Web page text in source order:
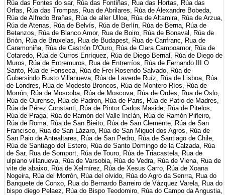
Rúa das Fontes do sar, Rúa das Fontiñas, Rua das Hortas, Rúa das
Orfas, Rúa das Trompas, Rua de Abrilares, Rúa de Alexandre Bobeda,
Rúa de Alfredo Brañas, Rúa de aller Ulloa, Rúa de Altamira, Rúa de Arzua,
Rúa de Atenas, Rúa de Belvís, Rúa de Berlín, Rúa de Berna, Rúa de
Betanzos, Rúa de Blanco Amor, Rua de Boiro, Rúa de Bonaval, Rúa de
Brión, Rúa de Bruxelas, Rua de Budapest, Rua de Canfranc, Rua de
Caramoniña, Rúa de Castrón D'Ouro, Rúa de Clara Campoamor, Rúa de
Cotaredo, Rúa de Curros Enríquez, Rúa de Diego Bernal, Rúa de Diego de
Muros, Rúa de Entremuros, Rua de Entrerríos, Rúa de Fernando III O
Santo, Rúa de Fonseca, Rúa de Frei Rosendo Salvado, Rúa de
Gubersindo Busto Villanueva, Rúa de Laverde Ruíz, Rúa de Lisboa, Rúa
de Londres, Rúa de Modesto Broncos, Rúa de Montero Ríos, Rúa de
Morrón, Rúa de Moscoba, Rúa de Moscova, Rúa de Ordes, Rua de Oslo,
Rúa de Ourense, Rúa de Padron, Rúa de Paris, Rúa de Patio de Madres,
Rúa de Pérez Constanti, Rúa de Pintor Carlos Maside, Rúa de Pitelos,
Rúa de Praga, Rúa de Ramón del Valle Inclán, Rúa de Ramón Piñeiro,
Rúa de Roma, Rúa de San Bieito, Rúa de San Clemente, Rúa de San
Francisco, Rua de San Lázaro, Rúa de San Miguel dos Agros, Rúa de
San Paio de Antealtares, Rúa de San Pedro, Rúa de Santiago de Chile,
Rúa de Santiago del Estero, Rúa de Santo Domingo de la Calzada, Rúa
de Sar, Rua de Somport, Rúa de Touro, Rúa de Triacastela, Rua de
ulpiano villanueva, Rúa de Varsobia, Rúa de Vedra, Rúa de Viena, Rua de
vite de abaixo, Rúa de Xelmírez, Rúa de Xesus Carro, Rúa de Xoana
Nogeira, Rúa del Morrón, Rúa del olvido, Rúa do Agro da Senrra, Rua do
Banquete de Conxo, Rua do Bernardo Barreiro de Vázquez Varela, Rua do
bispo diego Pelaez, Rúa do Bispo Teodomiro, Rúa do Campo da Angustia,